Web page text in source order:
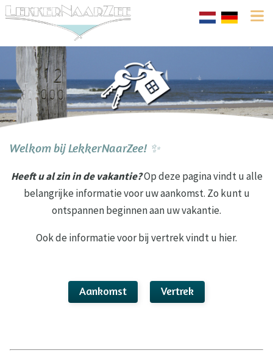
Welkom bij LekkerNaarZee! ✨
Heeft u al zin in de vakantie?Op deze pagina vindt u alle
belangrijke informatie voor uw aankomst. Zo kunt u
ontspannen beginnen aan uw vakantie.
Ook de informatie voor bij vertrek vindt u hier.
Aankomst Vertrek